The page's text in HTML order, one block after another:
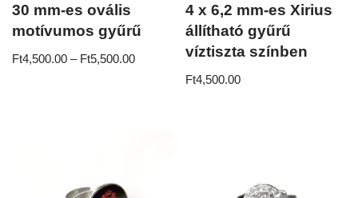
30 mm-es ovális
motívumos gyűrű
Ft4,500.00 – Ft5,500.00
4 x 6,2 mm-es Xirius
állítható gyűrű
víztiszta színben
Ft4,500.00